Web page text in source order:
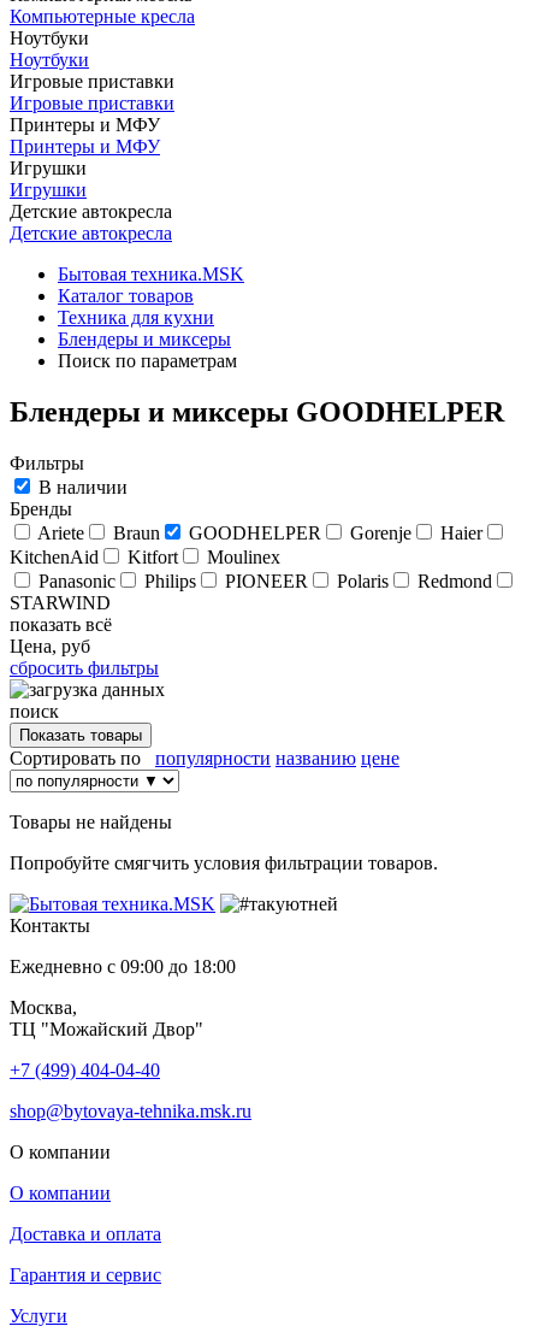
Компьютерные кресла
Ноутбуки
Ноутбуки
Игровые приставки
Игровые приставки
Принтеры и МФУ
Принтеры и МФУ
Игрушки
Игрушки
Детские автокресла
Детские автокресла
Бытовая техника.MSK
Каталог товаров
Техника для кухни
Блендеры и миксеры
Поиск по параметрам
Блендеры и миксеры GOODHELPER
Фильтры
В наличии
Бренды
Ariete
Braun GOODHELPER Gorenje
Haier
KitchenAid
Kitfort
Moulinex
Panasonic
Philips PIONEER Polaris
Redmond
STARWIND
показать всё
Цена, руб
сбросить фильтры
поиск
Сортировать по популярности названию цене
Товары не найдены
Попробуйте смягчить условия фильтрации товаров.
Контакты
Ежедневно с 09:00 до 18:00
Москва,
ТЦ "Можайский Двор"
+7 (499) 404-04-40
shop@bytovaya-tehnika.msk.ru
О компании
О компании
Доставка и оплата
Гарантия и сервис
Услуги